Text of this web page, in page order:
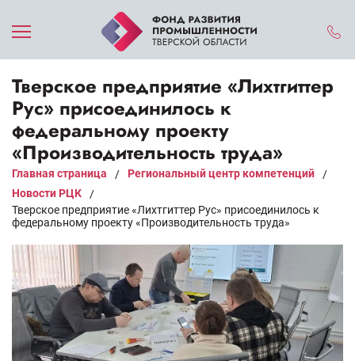
Тверское предприятие «Лихтгиттер
Рус» присоединилось к
федеральному проекту
«Производительность труда»
Главная страница / Региональный центр компетенций
/
Новости РЦК
/
Тверское предприятие «Лихтгиттер Рус» присоединилось к
федеральному проекту «Производительность труда»